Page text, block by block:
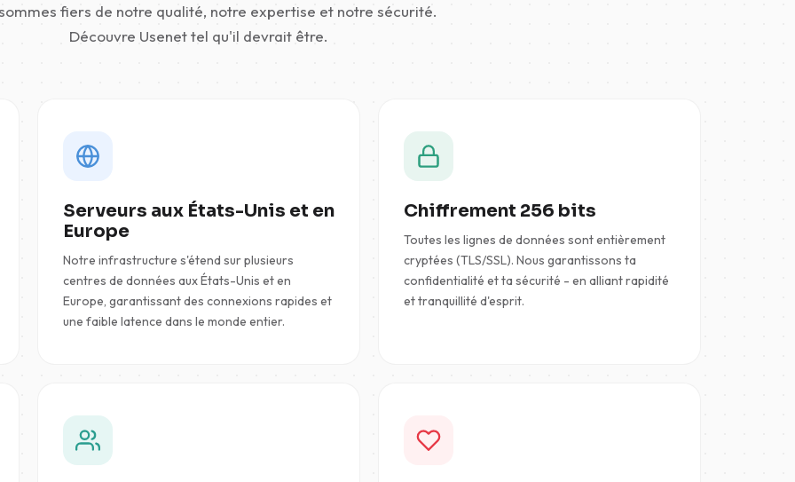
fiers de notre qualité, notre expertise et notre sécurité.
Découvre Usenet tel qu'il devrait être.
Serveurs aux États-Unis et en
Europe
Notre infrastructure s'étend sur plusieurs
centres de données aux États-Unis et en
Europe, garantissant des connexions rapides et
une faible latence dans le monde entier.
Chiffrement 256 bits
Toutes les lignes de données sont entièrement
cryptées (TLS/SSL). Nous garantissons ta
confidentialité et ta sécurité - en alliant rapidité
et tranquillité d'esprit.